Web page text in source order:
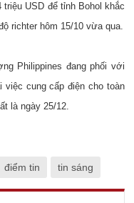
USD để tỉnh Bohol khắc
richter hôm 15/10 vừa qua.
Philippines đang phối với
cung cấp điện cho toàn
là ngày 25/12.
điểm tin tin sáng